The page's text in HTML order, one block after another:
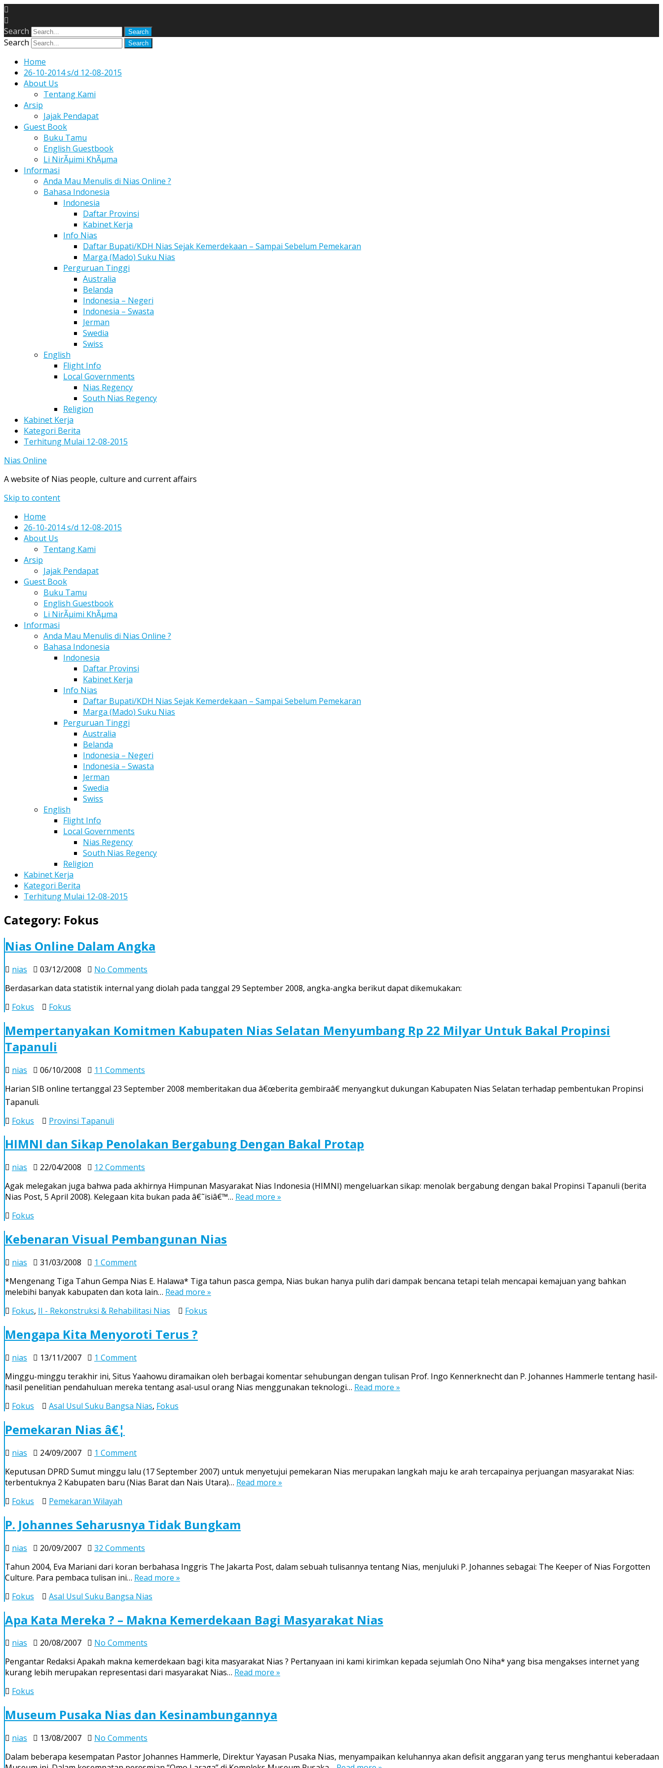
Search
Search
Home
26-10-2014 s/d 12-08-2015
About Us
Tentang Kami
Arsip
Jajak Pendapat
Guest Book
Buku Tamu
English Guestbook
Li NirÃµimi KhÃµma
Informasi
Anda Mau Menulis di Nias Online ?
Bahasa Indonesia
Indonesia
Daftar Provinsi
Kabinet Kerja
Info Nias
Daftar Bupati/KDH Nias Sejak Kemerdekaan – Sampai Sebelum Pemekaran
Marga (Mado) Suku Nias
Perguruan Tinggi
Australia
Belanda
Indonesia – Negeri
Indonesia – Swasta
Jerman
Swedia
Swiss
English
Flight Info
Local Governments
Nias Regency
South Nias Regency
Religion
Kabinet Kerja
Kategori Berita
Terhitung Mulai 12-08-2015
Nias Online
A website of Nias people, culture and current affairs
Skip to content
Home
26-10-2014 s/d 12-08-2015
About Us
Tentang Kami
Arsip
Jajak Pendapat
Guest Book
Buku Tamu
English Guestbook
Li NirÃµimi KhÃµma
Informasi
Anda Mau Menulis di Nias Online ?
Bahasa Indonesia
Indonesia
Daftar Provinsi
Kabinet Kerja
Info Nias
Daftar Bupati/KDH Nias Sejak Kemerdekaan – Sampai Sebelum Pemekaran
Marga (Mado) Suku Nias
Perguruan Tinggi
Australia
Belanda
Indonesia – Negeri
Indonesia – Swasta
Jerman
Swedia
Swiss
English
Flight Info
Local Governments
Nias Regency
South Nias Regency
Religion
Kabinet Kerja
Kategori Berita
Terhitung Mulai 12-08-2015
Category: Fokus
Nias Online Dalam Angka
nias 03/12/2008 No Comments
Online
Berdasarkan data statistik internal yang diolah pada tanggal 29 September 2008, angka-angka berikut dapat dikemukakan:
Fokus
Fokus
Mempertanyakan Komitmen Kabupaten Nias Selatan Menyumbang Rp 22 Milyar Untuk Bakal Propinsi
Tapanuli
nias 06/10/2008 11 Comments
Komitmen
Rp
Bakal
Propinsi
Harian SIB online tertanggal 23 September 2008 memberitakan dua â€œberita gembiraâ€ menyangkut dukungan Kabupaten Nias Selatan terhadap pembentukan Propinsi
Tapanuli.
Fokus
Provinsi Tapanuli
HIMNI dan Sikap Penolakan Bergabung Dengan Bakal Protap
nias 22/04/2008 12 Comments
dan
Sikap
Bakal
Agak melegakan juga bahwa pada akhirnya Himpunan Masyarakat Nias Indonesia (HIMNI) mengeluarkan sikap: menolak bergabung dengan bakal Propinsi Tapanuli (berita
Nias Post, 5 April 2008). Kelegaan kita bukan pada â€˜isiâ€™… Read more »
Fokus
Kebenaran Visual Pembangunan Nias
nias 31/03/2008 1 Commenton
Visual
Pembangunan
Nias
*Mengenang Tiga Tahun Gempa Nias E. Halawa* Tiga tahun pasca gempa, Nias bukan hanya pulih dari dampak bencana tetapi telah mencapai kemajuan yang bahkan
melebihi banyak kabupaten dan kota lain… Read more »
Fokus, II - Rekonstruksi & Rehabilitasi Nias Fokus
Mengapa Kita Menyoroti Terus ?
nias 13/11/2007 1 Commenton
Kita
Menyoroti
Terus
?
Minggu-minggu terakhir ini, Situs Yaahowu diramaikan oleh berbagai komentar sehubungan dengan tulisan Prof. Ingo Kennerknecht dan P. Johannes Hammerle tentang hasil-
hasil penelitian pendahuluan mereka tentang asal-usul orang Nias menggunakan teknologi… Read more »
Fokus
Asal Usul Suku Bangsa Nias, Fokus
Pemekaran Nias â€¦
nias 24/09/2007 1 Commenton
Nias
â€¦
Keputusan DPRD Sumut minggu lalu (17 September 2007) untuk menyetujui pemekaran Nias merupakan langkah maju ke arah tercapainya perjuangan masyarakat Nias:
terbentuknya 2 Kabupaten baru (Nias Barat dan Nais Utara)… Read more »
Fokus
Pemekaran Wilayah
P. Johannes Seharusnya Tidak Bungkam
nias 20/09/2007 32 Comments
Johannes
Seharusnya
Bungkam
Tahun 2004, Eva Mariani dari koran berbahasa Inggris The Jakarta Post, dalam sebuah tulisannya tentang Nias, menjuluki P. Johannes sebagai: The Keeper of Nias Forgotten
Culture. Para pembaca tulisan ini… Read more »
Fokus
Asal Usul Suku Bangsa Nias
Apa Kata Mereka ? – Makna Kemerdekaan Bagi Masyarakat Nias
nias 20/08/2007 No Comments
Kata
Mereka
Kemerdekaan
Masyarakat
Nias
Pengantar Redaksi Apakah makna kemerdekaan bagi kita masyarakat Nias ? Pertanyaan ini kami kirimkan kepada sejumlah Ono Niha* yang bisa mengakses internet yang
kurang lebih merupakan representasi dari masyarakat Nias… Read more »
Fokus
Museum Pusaka Nias dan Kesinambungannya
nias 13/08/2007 No Comments
Pusaka
Dalam beberapa kesempatan Pastor Johannes Hammerle, Direktur Yayasan Pusaka Nias, menyampaikan keluhannya akan defisit anggaran yang terus menghantui keberadaan